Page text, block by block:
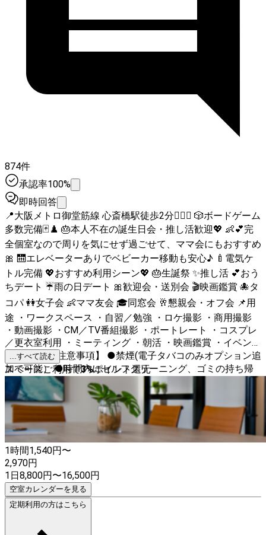
874件
承認率100%
即時回答
📍大阪メトロ御堂筋線 心斎橋駅徒歩2分🚶‍♀️✨ 🎲ボードゲーム
多数完備🃏♟️ 🎂本人不在の誕生日会・推し活歓迎💖 👶💕完
全個室なので周りを気にせず過ごせて、ママ会にもおすすめ
🎀 🛗エレベーターありでベビーカー移動も安心♪ 🍼電気ケ
トル完備 💖おすすめ利用シーン💖 🎂生誕祭 ✨推し活 💕おう
ちデート ☔雨の日デート 🎀歓迎会・送別会 🎬映画鑑賞 🐙タ
コパ 👭女子会 👶ママ友会 🎓同窓会 🥂懇親会・オフ会 📌用
途 ・ワークスペース ・自習／勉強 ・ロケ撮影 ・商用撮影
・動画撮影 ・CM／TV番組撮影 ・ポートレート ・コスプレ
／更衣室利用 ・ミーティング ・朝活 ・映画鑑賞 ・イベント
利用 など 【注意事項】 ●禁煙(電子タバコのみオプション追
加で可能） ●時間内にセルフクリーニング、ゴミの持ち帰
り、レイアウトのお戻しをお願いします ●利用規約遵守 ●
モニターやネット環境その他無料設備は、無料のご案内とな
り、故障や接続不良等による返金や保証は出来かねます ●
予約の変更は1ヶ月前のみ承ります（延長、オプション追加
OK）
...すべて読む
スペースご利用で3%ポイント還元
1時間1,540円〜
2,970円
1日8,800円〜16,500円
空室カレンダーを見る
定期利用の方はこちら